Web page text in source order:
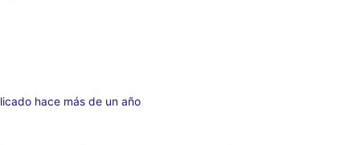
hace más de un año